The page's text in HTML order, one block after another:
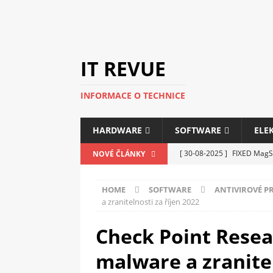
IT REVUE
INFORMACE O TECHNICE
HARDWARE SOFTWARE
NOVÉ ČLÁNKY [ 30-08-2025 ] FIXED
[ 14-05-2025 ] Genius na
[ 12-05-2025 ] Nová řada
C5100 a 6100
PERIFERIE
HOME SOFTWARE ANTIVIROVÉ
a zranitelnosti za říjen 2022
Check Point
malware a